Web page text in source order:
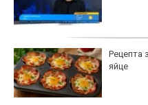
Рецепта
яйце